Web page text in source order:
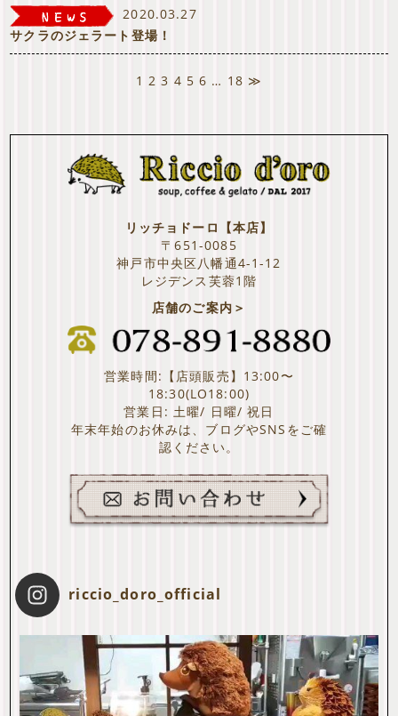
2020.03.27
サクラのジェラート登場！
1 2 3 4 5 6 … 18 ≫
リッチョドーロ【本店】
〒651-0085
神戸市中央区八幡通4-1-12
レジデンス芙蓉1階
店舗のご案内＞
営業時間:【店頭販売】13:00〜
18:30(LO18:00)
営業日: 土曜/ 日曜/ 祝日
年末年始のお休みは、ブログやSNSをご確
認ください。
riccio_doro_official